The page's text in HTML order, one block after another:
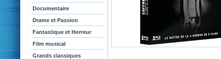
Documentaire
Drame et Passion
Fantastique et Horreur
Film musical
Grands classiques